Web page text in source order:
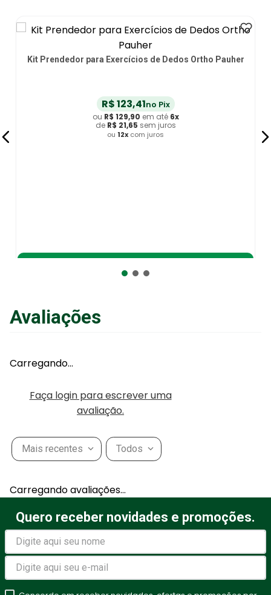
Kit Prendedor para Exercícios de Dedos Ortho Pauher
R$123,41no Pix
ou R$ 129,90 em até 6x
de R$ 21,65 sem juros
ou 12x com juros
Avaliações
Carregando…
Faça login para escrever uma
avaliação.
Mais recentes Todos
Carregando avaliações…
Quero receber novidades e promoções.